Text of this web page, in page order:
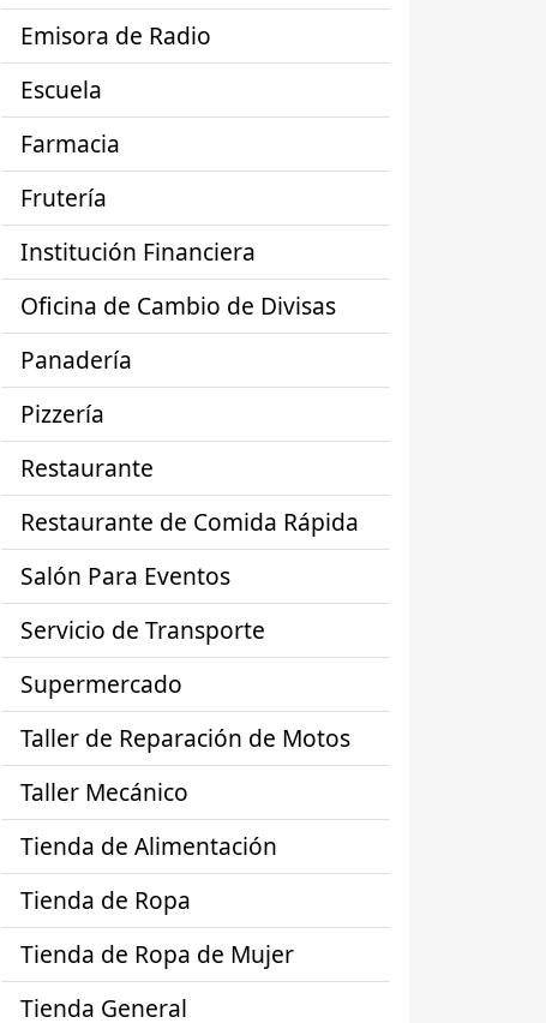
Emisora de Radio
Escuela
Farmacia
Frutería
Institución Financiera
Oficina de Cambio de Divisas
Panadería
Pizzería
Restaurante
Restaurante de Comida Rápida
Salón Para Eventos
Servicio de Transporte
Supermercado
Taller de Reparación de Motos
Taller Mecánico
Tienda de Alimentación
Tienda de Ropa
Tienda de Ropa de Mujer
Tienda General